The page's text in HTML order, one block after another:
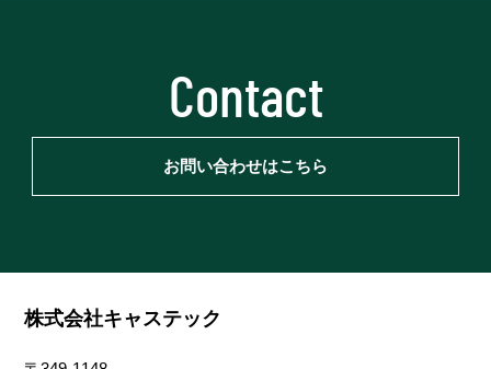
Contact
お問い合わせはこちら
株式会社キャステック